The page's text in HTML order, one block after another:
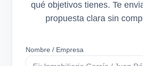
qué objetivos tienes. Te
propuesta clara sin
Nombre / Empresa